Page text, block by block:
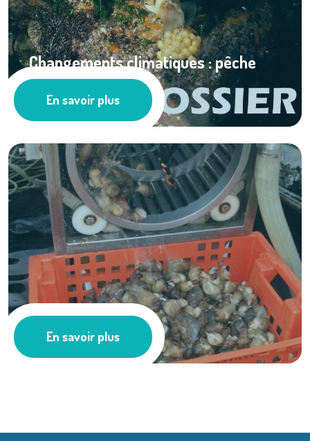
Changements climatiques : pêche
aux bulots en ...
Ressources documentaires
En savoir plus
Le projet ...
Pêche
En savoir plus